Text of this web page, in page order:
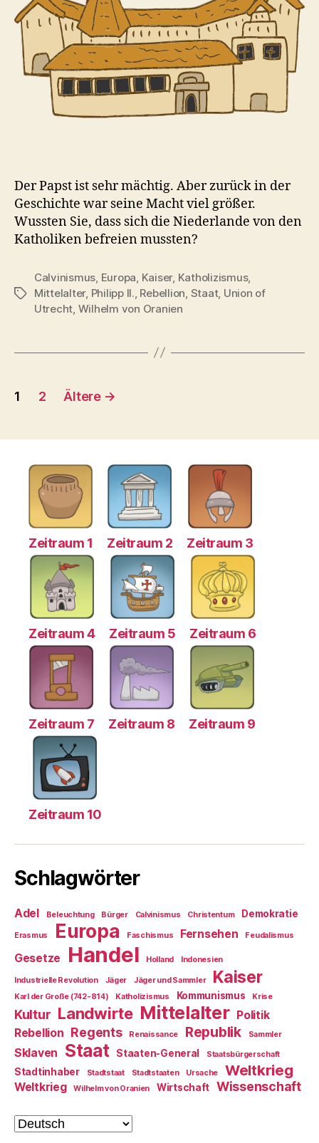
Der Papst ist sehr mächtig. Aber zurück in der
Geschichte war seine Macht viel größer.
Wussten Sie, dass sich die Niederlande von den
Katholiken befreien mussten?
Schlagwörter
Calvinismus Europa Kaiser, Katholizismus,
Mittelalter, Philipp II. Rebellion Staat, Union of
Utrecht Wilhelm von Oranien
Seitennummerierung
Beiträge
1 2 Ältere →
Zeitraum 1 Zeitraum 2 Zeitraum 3
Zeitraum 4 Zeitraum 5 Zeitraum 6
Zeitraum 7 Zeitraum 8 Zeitraum 9
Zeitraum 10
Schlagwörter
Adel Beleuchtung Bürger Calvinismus Christentum Demokratie
Erasmus Europa Faschismus Fernsehen Feudalismus
Gesetze Handel Holland Indonesien
Industrielle Revolution Jäger Jäger und Sammler Kaiser
Karl der Große (742-814) Katholizismus Kommunismus Krise
Kultur Landwirte Mittelalter Politik
Rebellion Regents Renaissance Republik Sammler
Sklaven Staat Staaten-General Staatsbürgerschaft
Stadtinhaber Stadtstaat Stadtstaaten Ursache Weltkrieg
Weltkrieg Wilhelm von Oranien Wirtschaft Wissenschaft
Sprache
auswählen